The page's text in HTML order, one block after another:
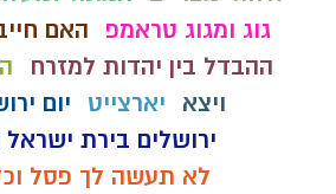
גוג ומגוג טראמפ
האם
ההבדל בין יהדות למזרח
ויצא
יארצייט
יום
ירושלים בירת ישראל
לא תעשה לך פסל